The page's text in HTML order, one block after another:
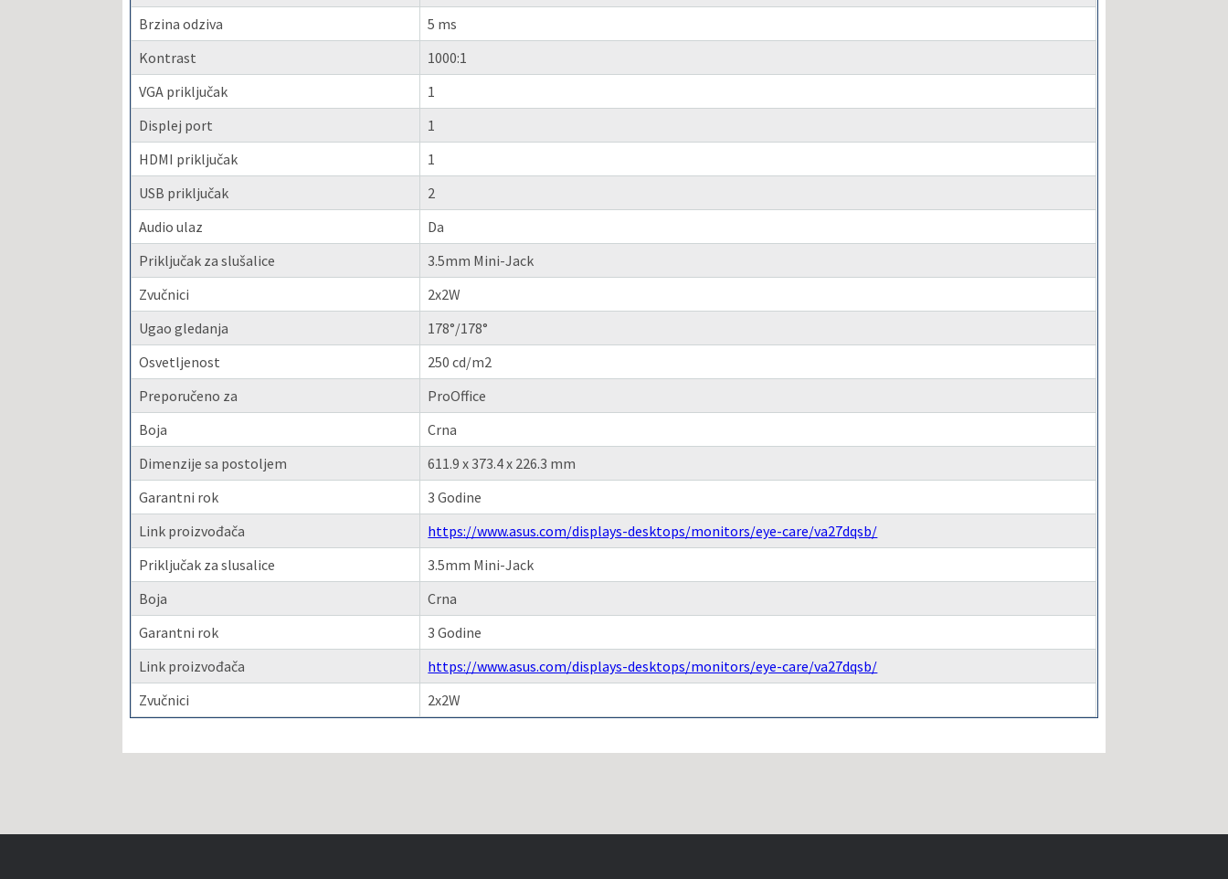
Brzina odziva
5 ms
Kontrast
1000:1
VGA priključak
1
Displej port
1
HDMI priključak
1
USB priključak
2
Audio ulaz
Da
Priključak za slušalice
3.5mm Mini-Jack
Zvučnici
2x2W
Ugao gledanja
178°/178°
Osvetljenost
250 cd/m2
Preporučeno za
ProOffice
Boja
Crna
Dimenzije sa postoljem
611.9 x 373.4 x 226.3 mm
Garantni rok
3 Godine
Link proizvođača
https://www.asus.com/displays-desktops/monitors/eye-care/va27dqsb/
Priključak za slusalice
3.5mm Mini-Jack
Boja
Crna
Garantni rok
3 Godine
Link proizvođača
https://www.asus.com/displays-desktops/monitors/eye-care/va27dqsb/
Zvučnici
2x2W